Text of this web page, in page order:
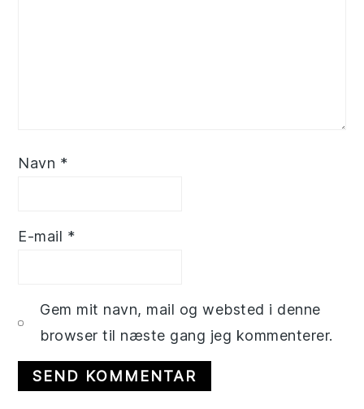
Navn *
E-mail *
Gem mit navn, mail og websted i denne
browser til næste gang jeg kommenterer.